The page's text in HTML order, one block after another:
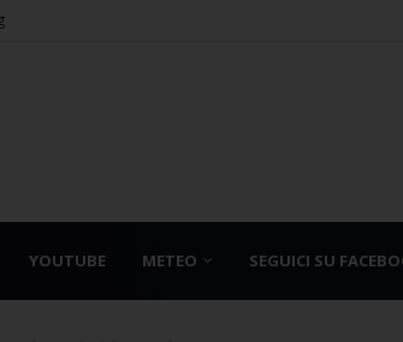
YOUTUBE METEO SEGUICI SU